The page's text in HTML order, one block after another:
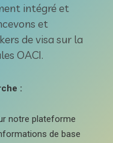
intégré et
et
de visa sur la
OACI.
:
notre plateforme
de base